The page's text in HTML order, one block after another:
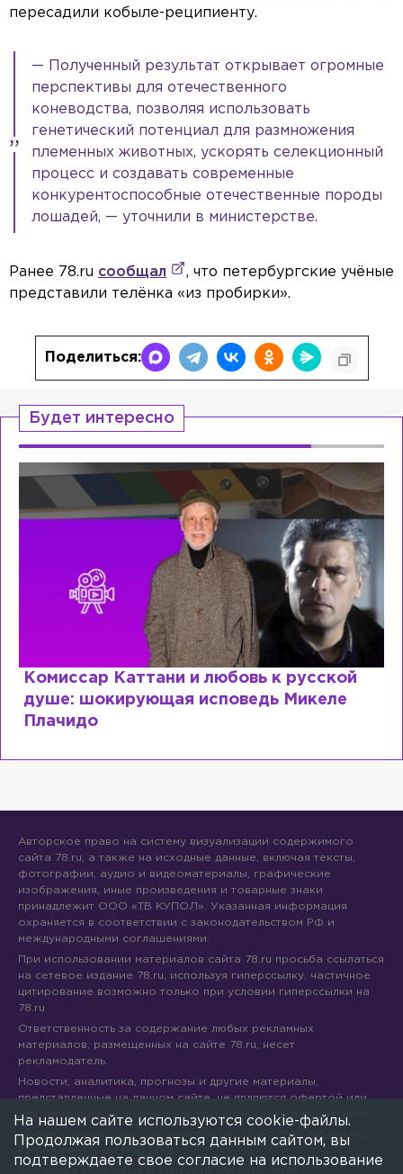
пересадили кобыле-реципиенту.
— Полученный результат открывает огромные
перспективы для отечественного
коневодства, позволяя использовать
генетический потенциал для размножения
племенных животных, ускорять селекционный
процесс и создавать современные
конкурентоспособные отечественные породы
лошадей, — уточнили в министерстве.
Ранее 78.ru сообщал
, что петербургские учёные
представили телёнка «из пробирки».
Поделиться:
Будет интересно
Комиссар Каттани и любовь к русской
душе: шокирующая исповедь Микеле
Плачидо
Авторское право на систему визуализации содержимого
сайта 78.ru, а также на исходные данные, включая тексты,
фотографии, аудио и видеоматериалы, графические
изображения, иные произведения и товарные знаки
принадлежит ООО «ТВ КУПОЛ». Указанная информация
охраняется в соответствии с законодательством РФ и
международными соглашениями.
При использовании материалов сайта 78.ru просьба ссылаться
на сетевое издание 78.ru, используя гиперссылку, частичное
цитирование возможно только при условии гиперссылки на
78.ru
Ответственность за содержание любых рекламных
материалов, размещенных на сайте 78.ru, несет
рекламодатель.
Новости, аналитика, прогнозы и другие материалы,
представленные на данном сайте, не являются офертой или
рекомендацией к покупке или продаже каких-либо активов.
Свидетельство о регистрации СМИ Эл № ФС77-71293 выдано
На нашем сайте используются cookie-файлы.
Продолжая пользоваться данным сайтом, вы
подтверждаете свое согласие на использование